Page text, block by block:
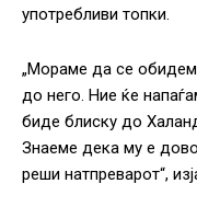
употребливи топки.
„Мораме да се
до него. Ние ќе
биде блиску до
Знаеме дека му е
реши натпреварот“,